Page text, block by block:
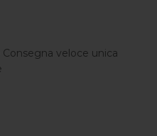
veloce unica